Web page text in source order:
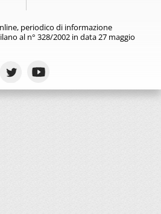
periodico di informazione
al n° 328/2002 in data 27 maggio